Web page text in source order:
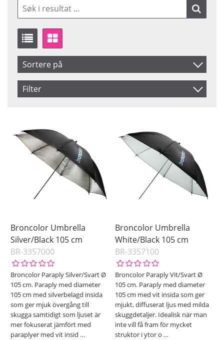
Sortere på
Artikelkod
Skafttjocklek
Filter
Pris
Broncolor Umbrella
Silver/Black 105 cm
BR-3357000
Broncolor Paraply Silver/Svart Ø
105 cm. Paraply med diameter
105 cm med silverbelagd insida
som ger mjuk övergång till
skugga samtidigt som ljuset är
mer fokuserat jämfört med
paraplyer med vit insid …
Broncolor Umbrella
White/Black 105 cm
BR-3357100
Broncolor Paraply Vit/Svart Ø
105 cm. Paraply med diameter
105 cm med vit insida som ger
mjukt, diffuserat ljus med milda
skuggdetaljer. Idealisk när man
inte vill få fram för mycket
struktor i ytor o …